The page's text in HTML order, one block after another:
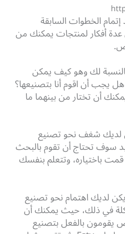
الخطوات السابقة
أفكار لمنتجات يمكنك من
لك وهو كيف يمكن
يجب أن اقوم أنا بتصنيعها؟
أن تختار من بينهما ما
لديك شغف نحو تصنيع
سوف تحتاج أن تقوم بالبحث
باختياره، وتتعلم بنفسك
لديك اهتمام نحو تصنيع
في ذلك، حيث يمكنك أن
بالفعل بتصنيع